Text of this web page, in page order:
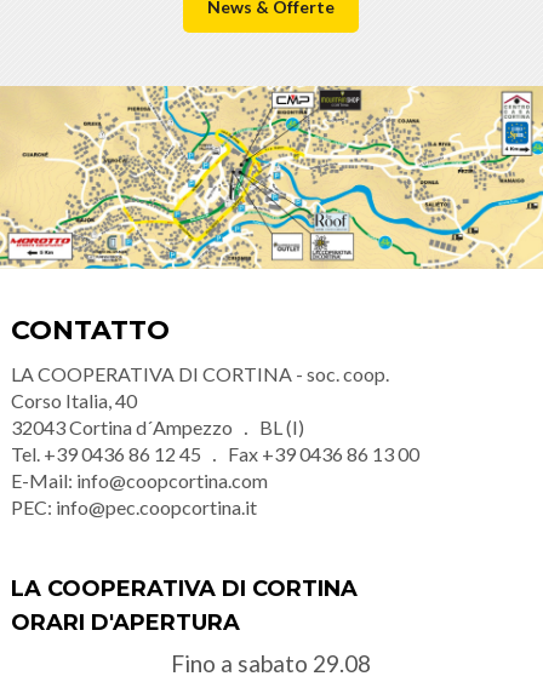
News & Offerte
CONTATTO
LA COOPERATIVA DI CORTINA - soc. coop.
Corso Italia, 40
32043Cortina d´Ampezzo
BL (I)
Tel. +39 0436 86 12 45 Fax +39 0436 86 13 00
E-Mail: info@coopcortina.com
PEC: info@pec.coopcortina.it
LA COOPERATIVA DI CORTINA
ORARI D'APERTURA
Fino a sabato 29.08